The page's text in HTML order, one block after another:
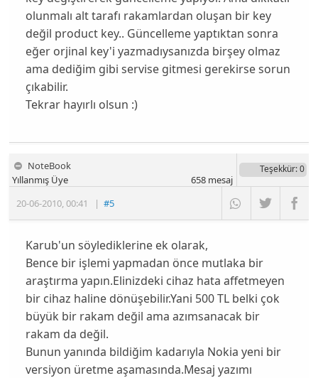
olunmalı alt tarafı rakamlardan oluşan bir key
değil product key.. Güncelleme yaptıktan sonra
eğer orjinal key'i yazmadıysanızda birşey olmaz
ama dediğim gibi servise gitmesi gerekirse sorun
çıkabilir.
Tekrar hayırlı olsun :)
NoteBook
20-06-2010,00:41 |#5
Yıllanmış Üye
Teşekkür: 0
658mesaj
Karub'un söylediklerine ek olarak,
Bence bir işlemi yapmadan önce mutlaka bir
araştırma yapın.Elinizdeki cihaz hata affetmeyen
bir cihaz haline dönüşebilir.Yani 500 TL belki çok
büyük bir rakam değil ama azımsanacak bir
rakam da değil.
Bunun yanında bildiğim kadarıyla Nokia yeni bir
versiyon üretme aşamasında.Mesaj yazımı